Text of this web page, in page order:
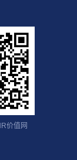
价值网